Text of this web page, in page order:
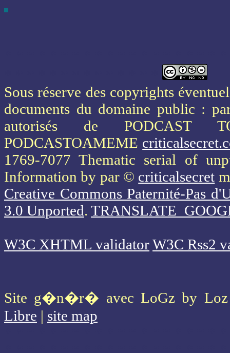
Sous réserve des copyrights
documents du domaine public :
autorisés de PODCAST
PODCASTOAMEME
1769-7077 Thematic serial of
Information by par © criticalsecret
Creative Commons Paternité-Pas
3.0 Unported.
W3C XHTML validatorW3C Rss2
Site g�n�r� avec LoGz by
Libre | site map